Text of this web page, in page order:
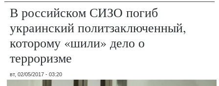
В российском СИЗО погиб
украинский политзаключенный,
которому «шили» дело о
терроризме
вт, 02/05/2017 - 03:20